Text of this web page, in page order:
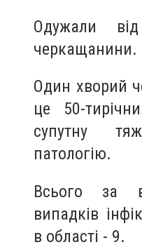
Одужали
черкащанини.
Один хворий
це 50-
супутну т
патологію.
Всього за
випадків
в області - 9.